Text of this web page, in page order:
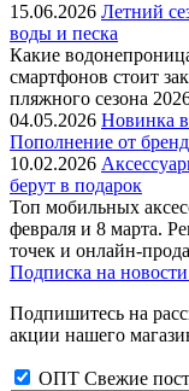
15.06.2026 Летний
воды и песка
Какие
смартфонов стоит
пляжного сезона
04.05.2026 Новинка
Пополнение от
10.02.2026
берут в подарок
Топ мобильных
февраля и 8 марта.
точек и онлайн-
Подписка на новости
Подпишитесь на
акции нашего
ОПТ Свежие